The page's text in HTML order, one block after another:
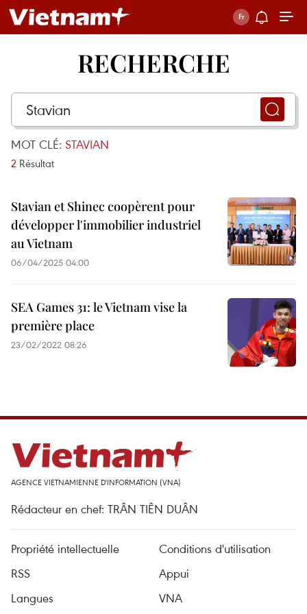
RECHERCHE
MOT CLÉ: STAVIAN
2 Résultat
Stavian et Shinec coopèrent pour
développer l'immobilier industriel
au Vietnam
06/04/2025 04:00
SEA Games 31: le Vietnam vise la
première place
23/02/2022 08:26
AGENCE VIETNAMIENNE D'INFORMATION (VNA)
Rédacteur en chef: TRÂN TIÊN DUÂN
Propriété intellectuelle
Conditions d'utilisation
RSS
Appui
Langues
VNA